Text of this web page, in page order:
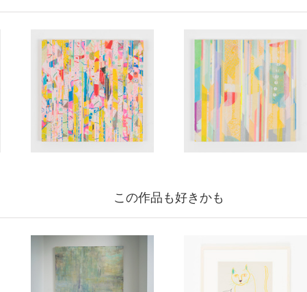
この作品も好きかも